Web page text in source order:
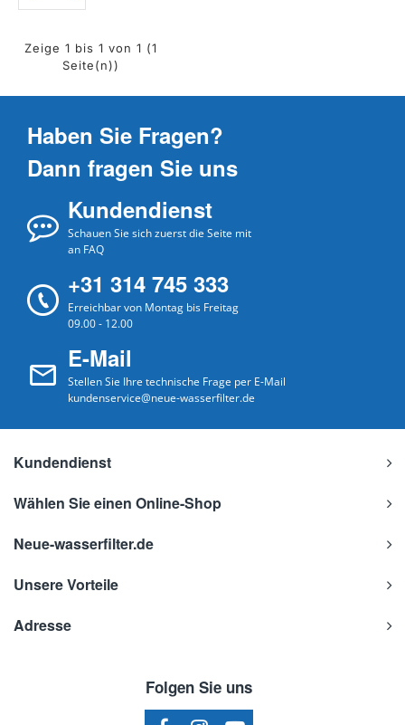
Zeige 1 bis 1 von 1 (1
Seite(n))
Haben Sie Fragen?
Dann fragen Sie uns
Kundendienst
Schauen Sie sich zuerst die Seite mit
an FAQ
+31 314 745 333
Erreichbar von Montag bis Freitag
09.00 - 12.00
E-Mail
Stellen Sie Ihre technische Frage per E-Mail
kundenservice@neue-wasserfilter.de
Kundendienst
Wählen Sie einen Online-Shop
Neue-wasserfilter.de
Unsere Vorteile
Adresse
Folgen Sie uns